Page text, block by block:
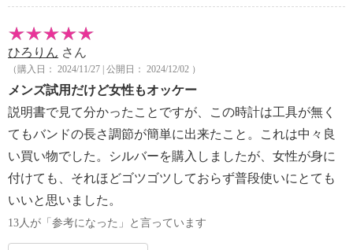
ひろりん さん
（購入日： 2024/11/27 | 公開日： 2024/12/02 ）
メンズ試用だけど女性もオッケー
説明書で見て分かったことですが、この時計は工具が無く
てもバンドの長さ調節が簡単に出来たこと。これは中々良
い買い物でした。シルバーを購入しましたが、女性が身に
付けても、それほどゴツゴツしておらず普段使いにとても
いいと思いました。
13人が「参考になった」と言っています